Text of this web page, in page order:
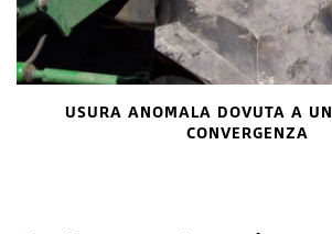
USURA ANOMALA DOVUTA A
CONVERGENZA